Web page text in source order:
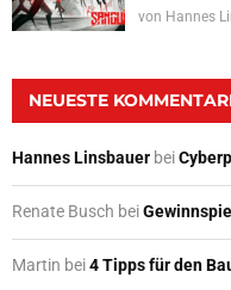
von Hannes
NEUESTE
Hannes Linsbauer bei
Renate Busch bei
Martin bei4 Tipps für den